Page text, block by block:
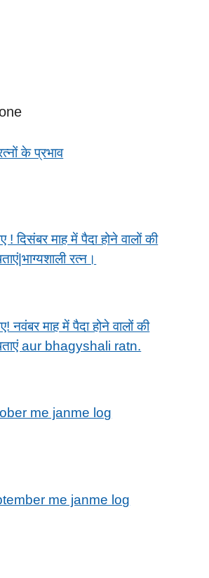
के प्रभाव
! दिसंबर माह में पैदा होने वालों की
रत्न।
नवंबर माह में पैदा होने वालों की
aur bhagyshali ratn.
me janme log
me janme log